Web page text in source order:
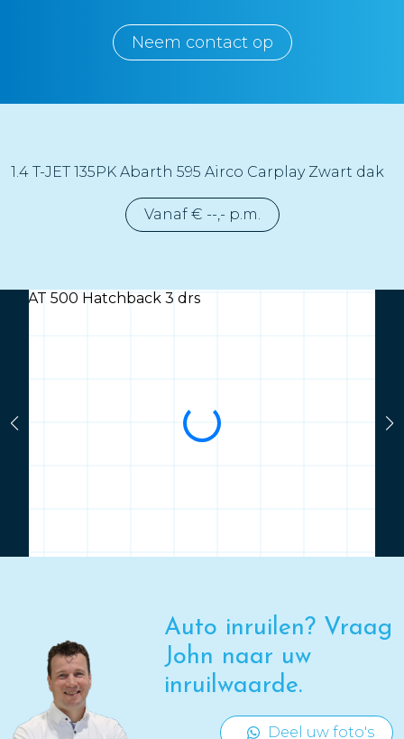
Neem contact op
1.4 T-JET 135PK Abarth 595 Airco Carplay Zwart dak
Vanaf € --,- p.m.
Auto inruilen? Vraag
John naar uw
inruilwaarde.
Deel uw foto's